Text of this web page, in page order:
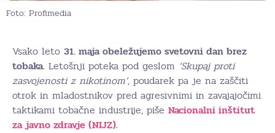
Foto: Profimedia
Vsako leto 31. maja obeležujemo svetovni dan brez
tobaka. Letošnji poteka pod geslom ‘Skupaj proti
zasvojenosti z nikotinom’, poudarek pa je na zaščiti
otrok in mladostnikov pred agresivnimi in zavajajočimi
taktikami tobačne industrije, piše Nacionalni inštitut
za javno zdravje (NIJZ).